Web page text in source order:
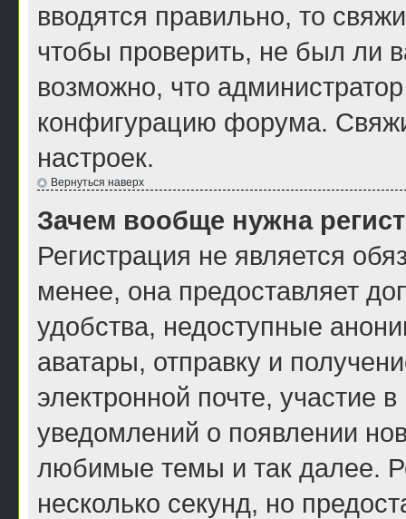
вводятся правильно, то
чтобы проверить, не был ли
возможно, что
конфигурацию форума.
настроек.
Вернуться наверх
Зачем вообще нужна
Регистрация не является
менее, она предоставляет
удобства, недоступные
аватары, отправку и
электронной почте, участие
уведомлений о появлении
любимые темы и так далее.
несколько секунд, но